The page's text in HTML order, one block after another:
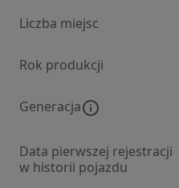
Liczba miejsc
Rok produkcji
Generacja
Data pierwszej rejestracji
w historii pojazdu